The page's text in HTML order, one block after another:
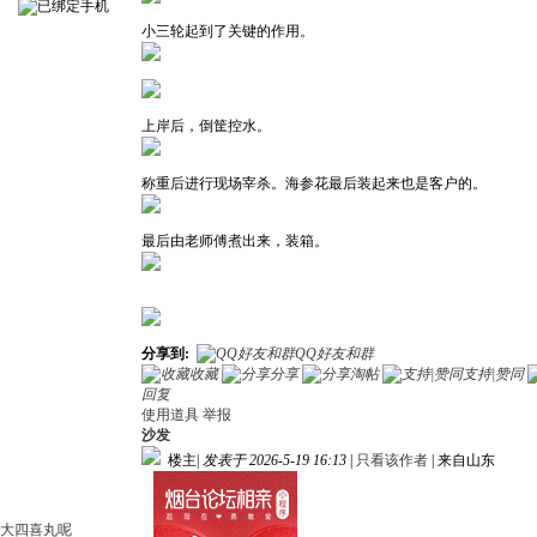
小三轮起到了关键的作用。
上岸后，倒筐控水。
称重后进行现场宰杀。海参花最后装起来也是客户的。
最后由老师傅煮出来，装箱。
分享到:
QQ好友和群
收藏
分享 淘帖 支持|赞同
回复
使用道具 举报
大四喜丸呢
沙发
楼主 发表于 2026-5-19 16:13 只看该作者 来自山东